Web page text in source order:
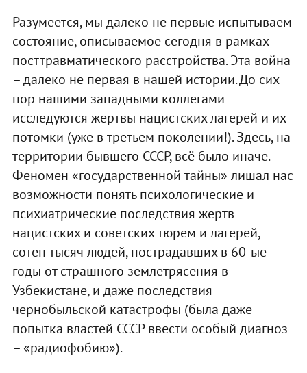
Разумеется, мы далеко не первые испытываем
состояние, описываемое сегодня в рамках
посттравматического расстройства. Эта война
– далеко не первая в нашей истории. До сих
пор нашими западными коллегами
исследуются жертвы нацистских лагерей и их
потомки (уже в третьем поколении!). Здесь, на
территории бывшего СССР, всё было иначе.
Феномен «государственной тайны» лишал нас
возможности понять психологические и
психиатрические последствия жертв
нацистских и советских тюрем и лагерей,
сотен тысяч людей, пострадавших в 60-ые
годы от страшного землетрясения в
Узбекистане, и даже последствия
чернобыльской катастрофы (была даже
попытка властей СССР ввести особый диагноз
– «радиофобию»).